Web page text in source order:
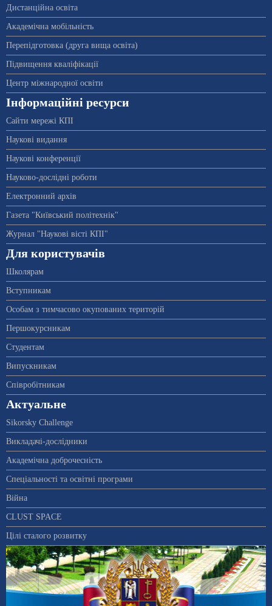
Дистанційна освіта
Академічна мобільність
Перепідготовка (друга вища освіта)
Підвищення кваліфікації
Центр міжнародної освіти
Інформаційні ресурси
Сайти мережі КПІ
Наукові видання
Наукові конференції
Науково-дослідні роботи
Електронний архів
Газета "Київський політехнік"
Журнал "Наукові вісті КПІ"
Для користувачів
Школярам
Вступникам
Особам з тимчасово окупованих територій
Першокурсникам
Студентам
Випускникам
Співробітникам
Актуальне
Sikorsky Challenge
Викладачі-дослідники
Академічна доброчесність
Спеціальності та освітні програми
Війна
CLUST SPACE
Цілі сталого розвитку